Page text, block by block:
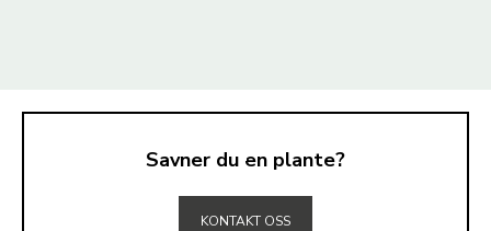
Savner du en plante?
KONTAKT OSS